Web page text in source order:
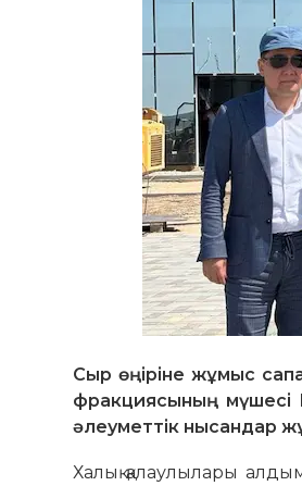
Сыр өңіріне жұмыс
фракциясының мүшесі
әлеуметтік нысандар
Халық қалаулылары